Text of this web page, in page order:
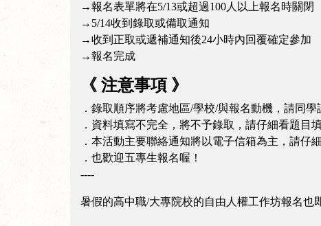
→報名表單將在5/13或超過100人以上報名時關閉
→5/14收到錄取或備取通知
→收到正取或遞補通知後24小時內回覆確定參加
→報名完成
《 注意事項 》
．錄取順序將考慮地區/學校/與報名動機，請同學
．資料填寫不完全，將不予錄取，請仔細看題目填
．本活動主要聯絡通知將以電子信箱為主，請仔細
．也歡迎五專生報名喔！
----
暑假的高中職/大專院校的自由人權工作坊報名也